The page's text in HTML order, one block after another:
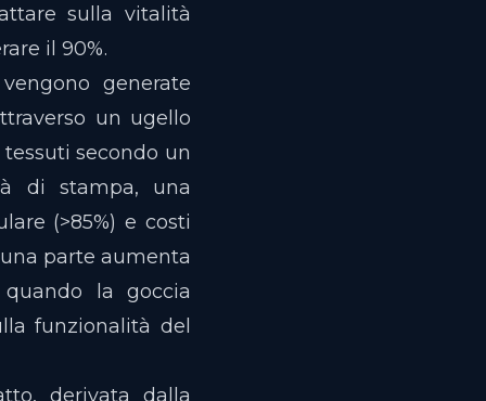
sulla vitalità
il 90%.
generate
un ugello
secondo un
di stampa, una
(>85%) e costi
parte aumenta
la goccia
funzionalità del
derivata dalla